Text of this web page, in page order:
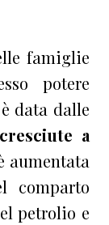
famiglie
potere
data dalle
a
aumentata
comparto
petrolio e